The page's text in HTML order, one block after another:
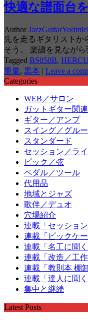
快適な譜面台
Author
先を走るギタリストか
そう。 楽譜を見なが
Tagged BS050B,
重量, 黒本 | Leave a
Categories
WEB／サロン
ガットギター関連
ギター／アンプ
スイング／グル
スタンダード
セッション／ラ
ピック／弦
ペダル／ツール
代用品
地域とジャズ
歌伴／デュオ
穴場紹介
連載「セッショ
連載「ピックケー
連載「名工に聞く
連載「改造／工作
連載「教則本 棚
連載「達人に聞
集中と継続
Latest Posts